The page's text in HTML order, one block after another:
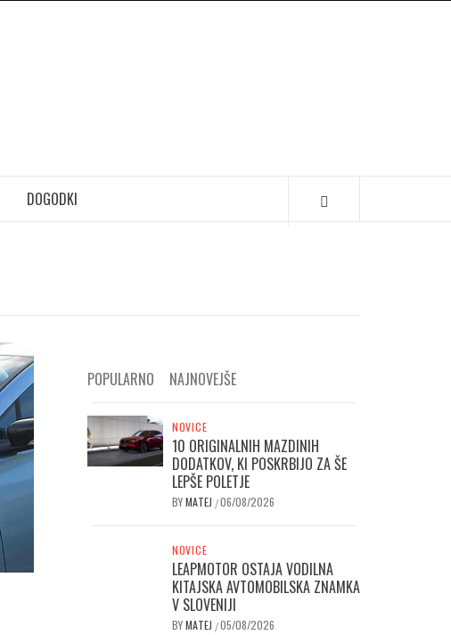
DOGODKI
POPULARNO NAJNOVEJŠE
NOVICE
10 ORIGINALNIH MAZDINIH
DODATKOV, KI POSKRBIJO ZA ŠE
LEPŠE POLETJE
BYMATEJ /06/08/2026
NOVICE
LEAPMOTOR OSTAJA VODILNA
KITAJSKA AVTOMOBILSKA ZNAMKA
V SLOVENIJI
BYMATEJ /05/08/2026